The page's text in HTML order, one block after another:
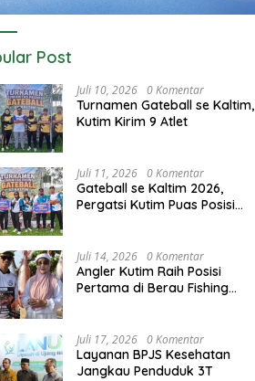
Post
Juli 10, 2026 0 Komentar
Turnamen Gateball se Kaltim,
Kutim Kirim 9 Atlet
Juli 11, 2026 0 Komentar
Gateball se Kaltim 2026,
Pergatsi Kutim Puas Posisi
Juli 14, 2026 0 Komentar
Angler Kutim Raih Posisi
Pertama di Berau Fishing
Juli 17, 2026 0 Komentar
Layanan BPJS Kesehatan
Jangkau Penduduk 3T